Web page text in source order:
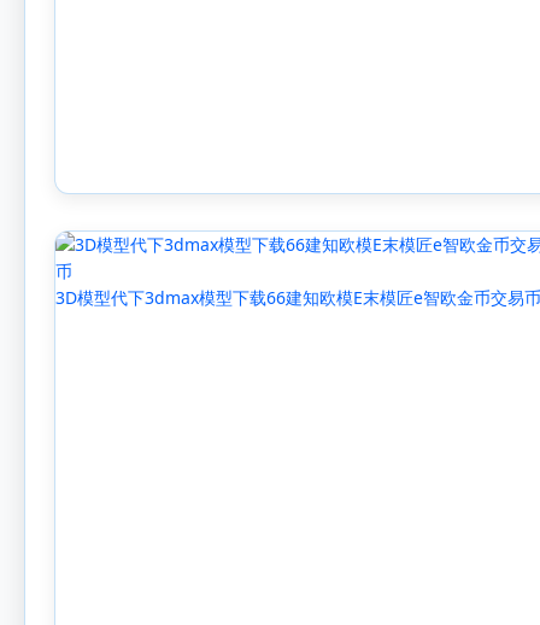
3D模型代下3dmax模型下载66建知欧模E末模匠e智欧金币交易